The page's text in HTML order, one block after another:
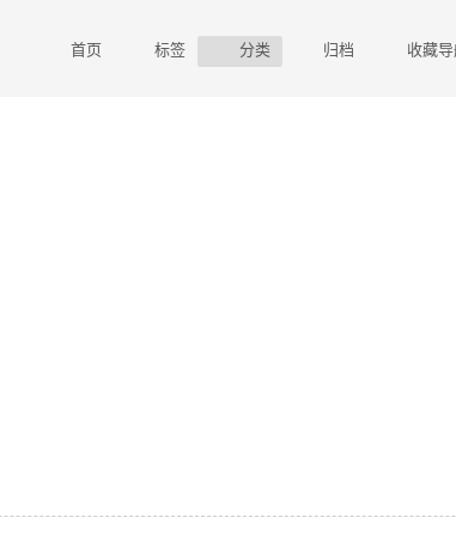
首页 标签 分类 归档 收藏